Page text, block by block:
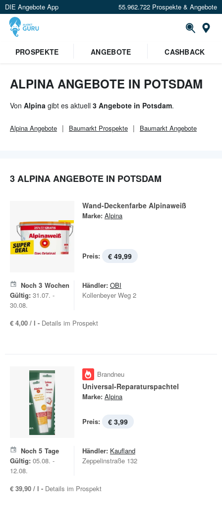
DIE Angebote App 55.962.722 Prospekte & Angebote
PROSPEKTE ANGEBOTE CASHBACK
ALPINA ANGEBOTE IN POTSDAM
Von Alpina gibt es aktuell 3 Angebote in Potsdam.
Alpina Angebote Baumarkt Prospekte Baumarkt Angebote
3 ALPINA ANGEBOTE IN POTSDAM
Wand-Deckenfarbe Alpinaweiß
Marke: Alpina
Preis: € 49,99
Noch 3 Wochen
Gültig: 31.07. -
30.08.
Händler: OBI
Kollenbeyer Weg 2
€ 4,00 / l - Details im Prospekt
Brandneu
Universal-Reparaturspachtel
Marke: Alpina
Preis: € 3,99
Noch 5 Tage
Gültig: 05.08. -
12.08.
Händler: Kaufland
Zeppelinstraße 132
€ 39,90 / l - Details im Prospekt